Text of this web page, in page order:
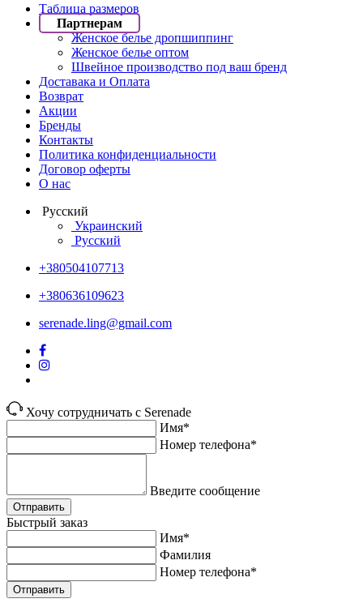
Таблица размеров
Партнерам
Женское белье дропшиппинг
Женское белье оптом
Швейное производство под ваш бренд
Доставака и Оплата
Возврат
Акции
Бренды
Контакты
Политика конфиденциальности
Договор оферты
О нас
Русский
Украинский
Русский
+380504107713
+380636109623
serenade.ling@gmail.com
Хочу сотрудничать с Serenade
Имя*
Номер телефона*
Введите сообщение
Отправить
Быстрый заказ
Имя*
Фамилия
Номер телефона*